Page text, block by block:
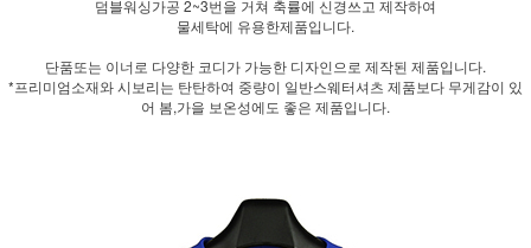
덤블워싱가공 2~3번을 거쳐 축률에 신경쓰고 제작하여
물세탁에 유용한제품입니다.
단품또는 이너로 다양한 코디가 가능한 디자인으로 제작된 제품입니다.
*프리미엄소재와 시보리는 탄탄하여 중량이 일반스웨터셔츠 제품보다 무게감이 있
어 봄,가을 보온성에도 좋은 제품입니다.